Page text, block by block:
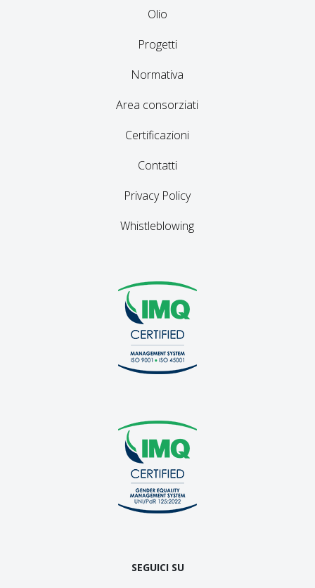
Olio
Progetti
Normativa
Area consorziati
Certificazioni
Contatti
Privacy Policy
Whistleblowing
SEGUICI SU